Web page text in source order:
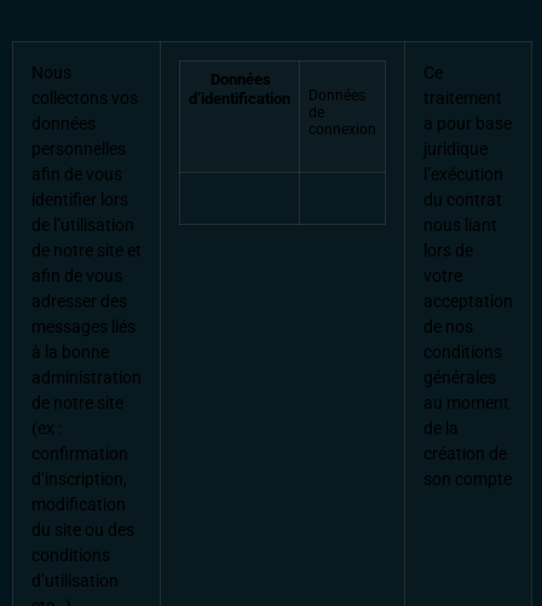
Nous
collectons vos
données
personnelles
afin de vous
identifier lors
de l’utilisation
de notre site et
afin de vous
adresser des
messages liés
à la bonne
administration
de notre site
(ex :
confirmation
d’inscription,
modification
du site ou des
conditions
d’utilisation
Données
d’identification
Données
de
connexion
Ce
traitement
a pour base
juridique
l’exécution
du contrat
nous liant
lors de
votre
acceptation
de nos
conditions
générales
au moment
de la
création de
son compte